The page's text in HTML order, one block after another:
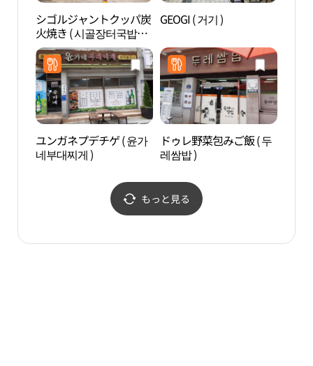
シゴルジャントクッパ炭
火焼き ( 시골장터국밥숯
불구이 )
GEOGI ( 거기 )
ユンガネプデチゲ ( 윤가
네부대찌게 )
ドゥレ野菜包みご飯 ( 두
레쌈밥 )
もっと見る